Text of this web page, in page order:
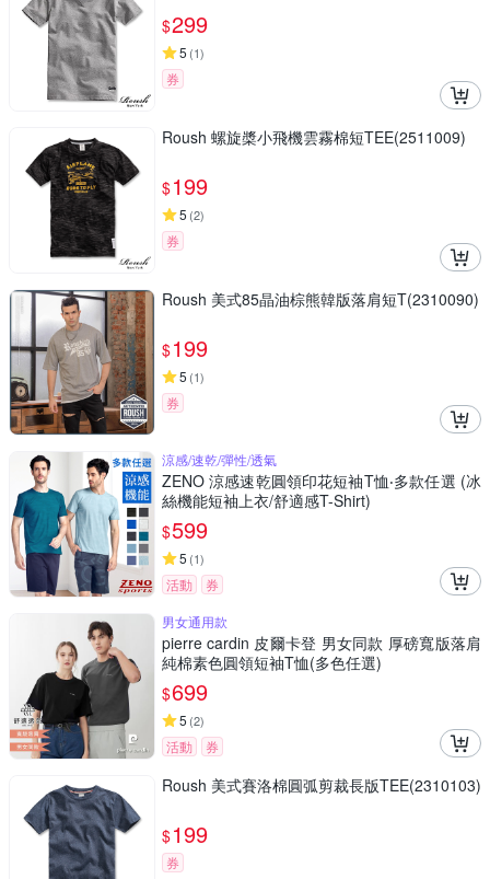
$299
5 (1)
券
Roush 螺旋槳小飛機雲霧棉短TEE(2511009)
$199
5 (2)
券
Roush 美式85晶油棕熊韓版落肩短T(2310090)
$199
5 (1)
券
涼感/速乾/彈性/透氣
ZENO 涼感速乾圓領印花短袖T恤‧多款任選 (冰
絲機能短袖上衣/舒適感T-Shirt)
$599
5 (1)
活動
券
男女通用款
pierre cardin 皮爾卡登 男女同款 厚磅寬版落肩
純棉素色圓領短袖T恤(多色任選)
$699
5 (2)
活動 券
Roush 美式賽洛棉圓弧剪裁長版TEE(2310103)
$199
券